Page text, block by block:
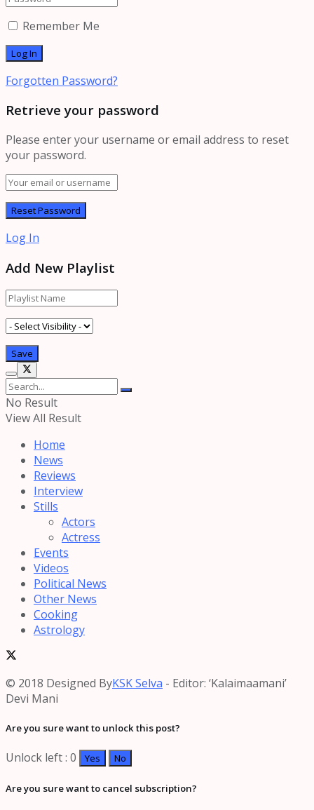
Remember Me
Forgotten Password?
Retrieve your password
Please enter your username or email address to reset
your password.
Log In
Add New Playlist
No Result
View All Result
Home
News
Reviews
Interview
Stills
Actors
Actress
Events
Videos
Political News
Other News
Cooking
Astrology
© 2018 Designed ByKSK Selva - Editor: ‘Kalaimaamani’
Devi Mani
Are you sure want to unlock this post?
Unlock left : 0 Yes No
Are you sure want to cancel subscription?